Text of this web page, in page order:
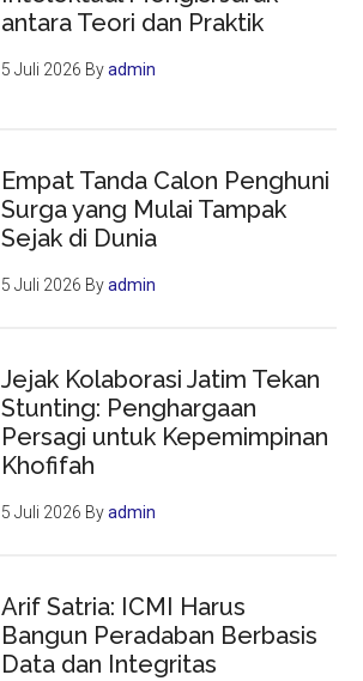
antara Teori dan Praktik
5 Juli 2026 Byadmin
Empat Tanda Calon Penghuni
Surga yang Mulai Tampak
Sejak di Dunia
5 Juli 2026 Byadmin
Jejak Kolaborasi Jatim Tekan
Stunting: Penghargaan
Persagi untuk Kepemimpinan
Khofifah
5 Juli 2026 Byadmin
Arif Satria: ICMI Harus
Bangun Peradaban Berbasis
Data dan Integritas